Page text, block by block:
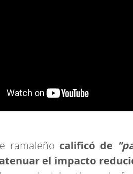
ramaleño calificó de
el impacto